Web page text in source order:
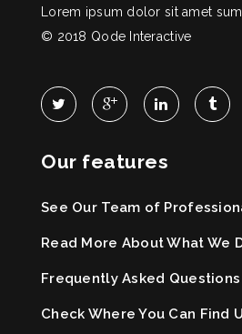
Lorem ipsum dolor sit amet
© 2018 Qode Interactive
Our features
See Our Team of
Read More About What We
Frequently Asked Questions
Check Where You Can Find